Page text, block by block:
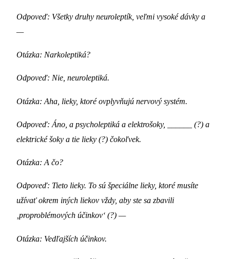
Odpoveď: Všetky druhy neuroleptík, veľmi vysoké dávky a
—
Otázka: Narkoleptiká?
Odpoveď: Nie, neuroleptiká.
Otázka: Aha, lieky, ktoré ovplyvňujú nervový systém.
Odpoveď: Áno, a psycholeptiká a elektrošoky, ______ (?) a
elektrické šoky a tie lieky (?) čokoľvek.
Otázka: A čo?
Odpoveď: Tieto lieky. To sú špeciálne lieky, ktoré musíte
užívať okrem iných liekov vždy, aby ste sa zbavili
‚proproblémových účinkov‘ (?) —
Otázka: Vedľajších účinkov.